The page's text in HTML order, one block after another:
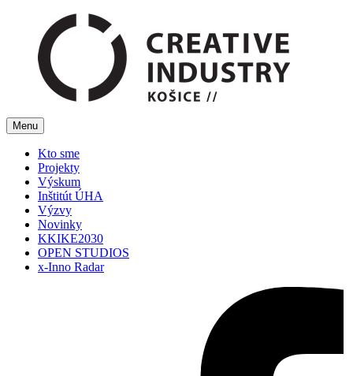
Menu
Kto sme
Projekty
Výskum
Inštitút ÚHA
Výzvy
Novinky
KKIKE2030
OPEN STUDIOS
x-Inno Radar